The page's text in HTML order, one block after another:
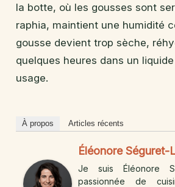
la botte, où les gousses sont
raphia, maintient une humidité
gousse devient trop sèche,
quelques heures dans un
usage.
À propos Articles récents
Éléonore Séguret-
Je suis Éléonore
passionnée de